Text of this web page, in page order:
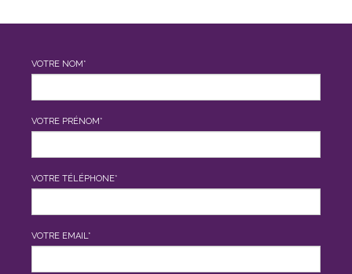
VOTRE NOM*
VOTRE PRÉNOM*
VOTRE TÉLÉPHONE*
VOTRE EMAIL*